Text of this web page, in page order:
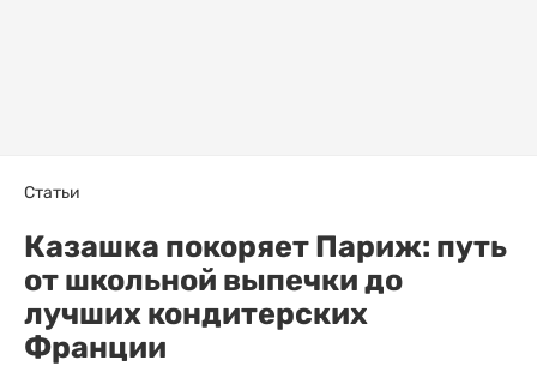
Статьи
Казашка покоряет Париж: путь
от школьной выпечки до
лучших кондитерских
Франции